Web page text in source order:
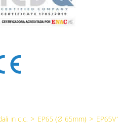
in c.c. > EP65 (Ø 65mm) >